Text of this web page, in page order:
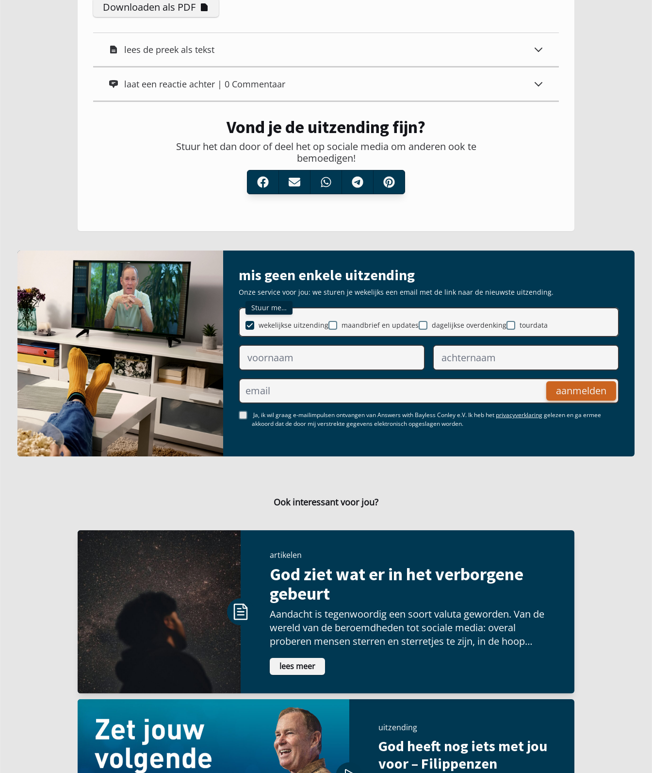
Downloaden als PDF
lees de preek als tekst
laat een reactie achter | 0 Commentaar
Vond je de uitzending fijn?
Stuur het dan door of deel het op sociale media om anderen ook te
bemoedigen!
mis geen enkele uitzending
Onze service voor jou: we sturen je wekelijks een email met de link naar de nieuwste uitzending.
Stuur me…
maandbrief en updates
dagelijkse overdenking
wekelijkse uitzending tourdata
aanmelden
Ja, ik wil graag e-mailimpulsen ontvangen van Answers with Bayless Conley e.V. Ik heb het privacyverklaringgelezen en ga ermee
akkoord dat de door mij verstrekte gegevens elektronisch opgeslagen worden.
Ook interessant voor jou?
artikelen
God ziet wat er in het verborgene
gebeurt
Aandacht is tegenwoordig een soort valuta geworden. Van de
wereld van de beroemdheden tot sociale media: overal
proberen mensen sterren en sterretjes te zijn, in de hoop
voldoening te vinden als ze voor een groot publiek kunnen
schitteren.
lees meer
uitzending
God heeft nog iets met jou
voor – Filippenzen